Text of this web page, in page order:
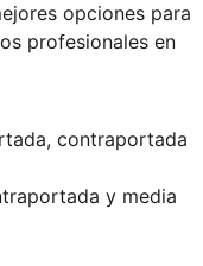
opciones para
profesionales en
contraportada
y media